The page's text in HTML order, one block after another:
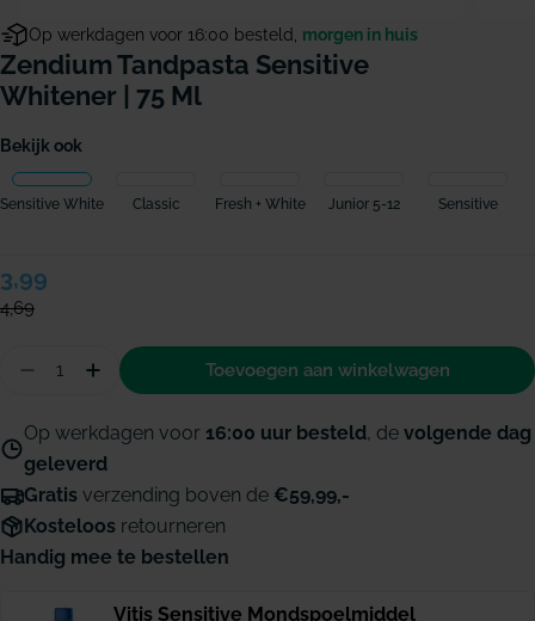
Op werkdagen voor 16:00 besteld, morgen in huis
Zendium Tandpasta Sensitive
Whitener | 75 Ml
Bekijk ook
Sensitive White Classic Fresh + White Junior 5-12 Sensitive
Verkoopprijs
3,99
Normale
prijs
4,69
Hoeveelheid
Aantal verminderen voor Zendium Tandpasta
Hoeveelheid verhogen voor Zendium
Toevoegen aan winkelwagen
Op werkdagen voor 16:00 uur besteld, de volgende dag
geleverd
Gratis verzending boven de €59,99,-
Kosteloos retourneren
Handig mee te bestellen
Vitis Sensitive Mondspoelmiddel